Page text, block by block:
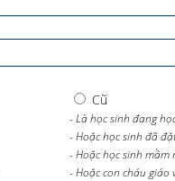
Cũ
- Là học sinh đang
- Hoặc học sinh đã
- Hoặc học sinh mầm
- Hoặc con cháu giáo